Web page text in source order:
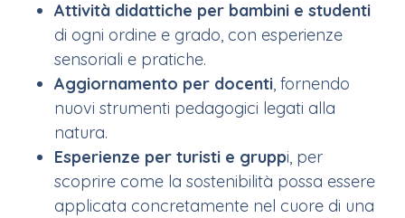
Attività didattiche per bambini e studenti
di ogni ordine e grado, con esperienze
sensoriali e pratiche.
Aggiornamento per docenti, fornendo
nuovi strumenti pedagogici legati alla
natura.
Esperienze per turisti e gruppi, per
scoprire come la sostenibilità possa essere
applicata concretamente nel cuore di una